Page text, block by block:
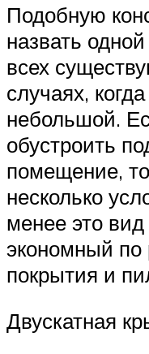
Подобную
назвать
всех
случаях,
небольшой.
обустроить
помещение,
несколько
менее это
экономный по
покрытия и
Двускатная